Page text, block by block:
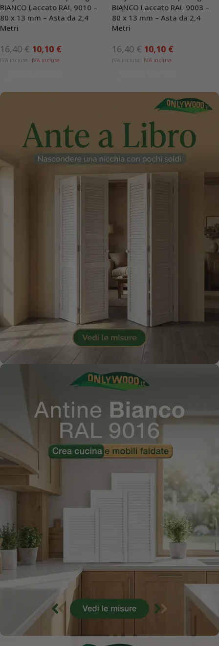
BIANCO Laccato RAL 9010 –
80 x 13 mm – Asta da 2,4
Metri
16,40 € 10,10 €
BIANCO Laccato RAL 9003 –
80 x 13 mm – Asta da 2,4
Metri
16,40 € 10,10 €